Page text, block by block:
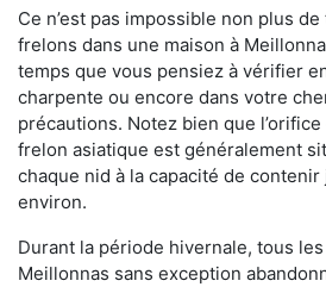
Ce n’est pas impossible non plus
frelons dans une maison à
temps que vous pensiez à vérifier
charpente ou encore dans votre
précautions. Notez bien que l’orifice
frelon asiatique est généralement
chaque nid à la capacité de contenir
environ.
Durant la période hivernale, tous
Meillonnas sans exception